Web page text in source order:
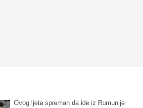
Ovog ljeta spreman da ide iz Rumunije